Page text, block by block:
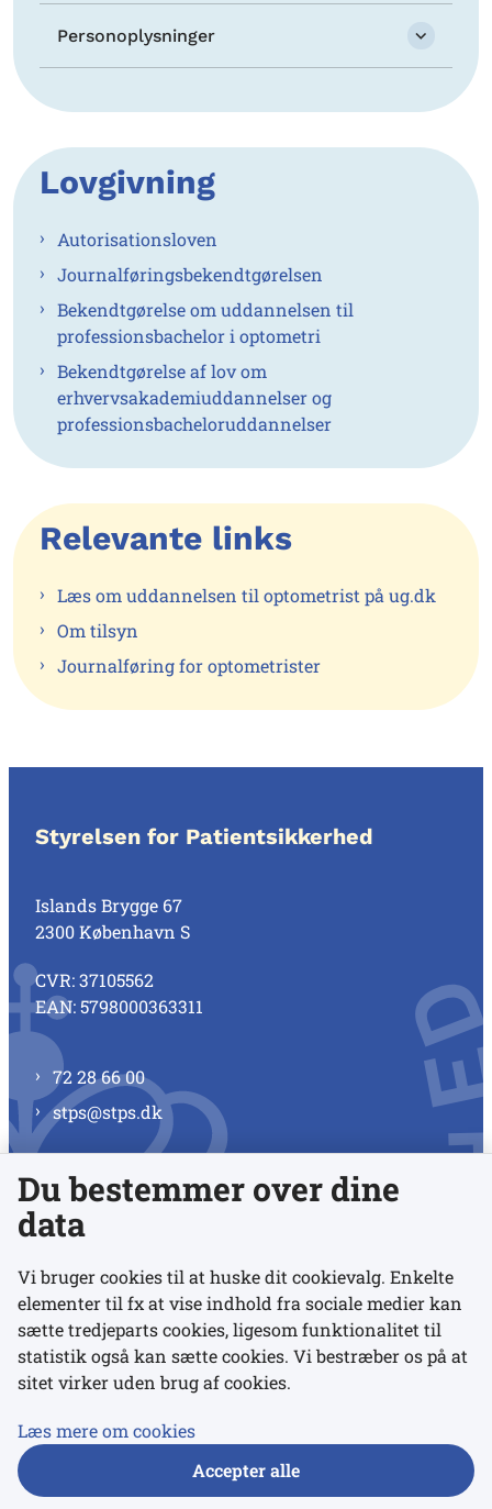
Personoplysninger
Lovgivning
Autorisationsloven
Journalføringsbekendtgørelsen
Bekendtgørelse om uddannelsen til
professionsbachelor i optometri
Bekendtgørelse af lov om
erhvervsakademiuddannelser og
professionsbacheloruddannelser
Relevante links
Læs om uddannelsen til optometrist på ug.dk
Om tilsyn
Journalføring for optometrister
Styrelsen for Patientsikkerhed
Islands Brygge 67
2300 København S
CVR: 37105562
EAN: 5798000363311
72 28 66 00
stps@stps.dk
Se alle kontaktnumre
Links
Udgivelser
Du bestemmer over dine
data
Vi bruger cookies til at huske dit cookievalg. Enkelte
elementer til fx at vise indhold fra sociale medier kan
sætte tredjeparts cookies, ligesom funktionalitet til
statistik også kan sætte cookies. Vi bestræber os på at
sitet virker uden brug af cookies.
Læs mere om cookies
Accepter alle